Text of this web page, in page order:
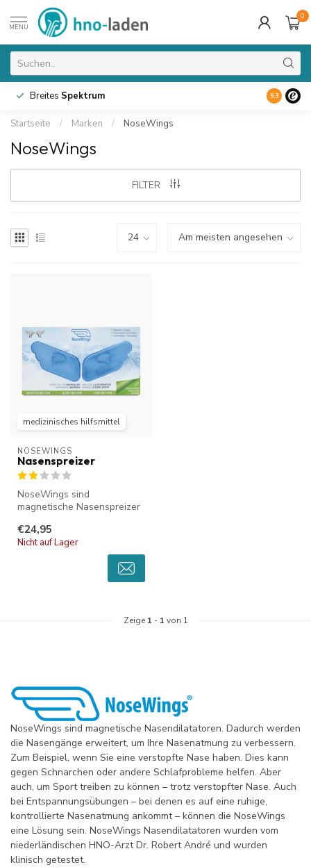
MENU
0
Breites Spektrum 9.3
Startseite / Marken / NoseWings
NoseWings
FILTER
medizinisches hilfsmittel
NOSEWINGS
Nasenspreizer
NoseWings sind
magnetische Nasenspreizer
durch die Nase....
€24,95
Nicht auf Lager
Zeige 1 - 1 von 1
NoseWings sind magnetische Nasendilatatoren. Dadurch werden
die Nasengänge erweitert, um Ihre Nasenatmung zu verbessern.
Zum Beispiel, wenn Sie eine verstopfte Nase haben. Dies kann
gegen Schnarchen oder andere Schlafprobleme helfen. Aber
auch, um Sport treiben zu können – trotz verstopfter Nase. Auch
bei Entspannungsübungen – bei denen es auf eine ruhige,
kontrollierte Nasenatmung ankommt – können die NoseWings
eine Lösung sein. NoseWings Nasendilatatoren wurden vom
niederländischen HNO-Arzt Dr. Robert André und wurden
klinisch getestet.